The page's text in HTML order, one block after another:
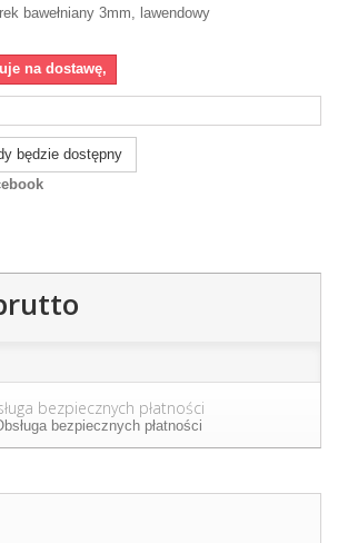
bawełniany 3mm, lawendowy
na dostawę,
będzie dostępny
bezpiecznych płatności